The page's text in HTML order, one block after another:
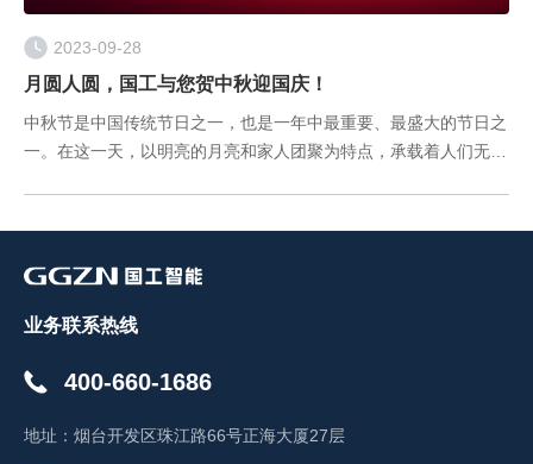
2023-09-28
月圆人圆，国工与您贺中秋迎国庆！
中秋节是中国传统节日之一，也是一年中最重要、最盛大的节日之
一。在这一天，以明亮的月亮和家人团聚为特点，承载着人们无尽
业务联系热线
400-660-1686
地址： 烟台开发区珠江路66号正海大厦27层